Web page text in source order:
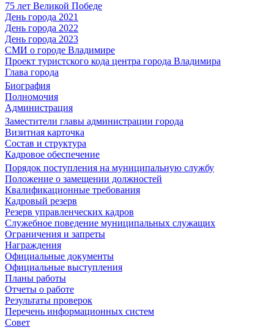
75 лет Великой Победе
День города 2021
День города 2022
День города 2023
СМИ о городе Владимире
Проект туристского кода центра города Владимира
Глава города
Биография
Полномочия
Администрация
Заместители главы администрации города
Визитная карточка
Состав и структура
Кадровое обеспечение
Порядок поступления на муниципальную службу
Положение о замещении должностей
Квалификационные требования
Кадровый резерв
Резерв управленческих кадров
Служебное поведение муниципальных служащих
Ограничения и запреты
Награждения
Официальные документы
Официальные выступления
Планы работы
Отчеты о работе
Результаты проверок
Перечень информационных систем
Совет